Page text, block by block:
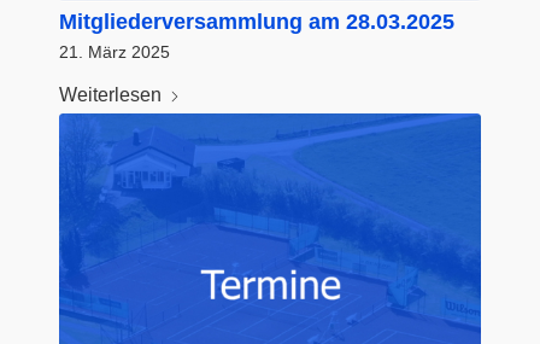
Mitgliederversammlung am 28.03.2025
21. März 2025
Weiterlesen